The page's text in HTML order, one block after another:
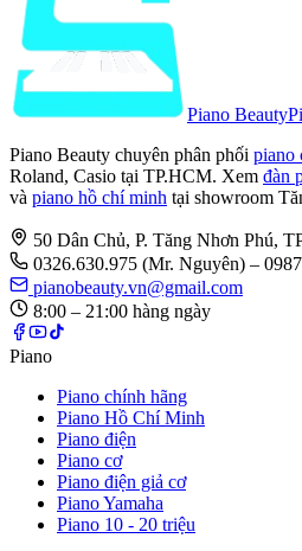
Piano Beauty
Piano Beauty chuyên phân phối piano
Roland, Casio tại TP.HCM. Xem đàn
và piano hồ chí minh tại showroom
50 Dân Chủ, P. Tăng Nhơn Phú,
0326.630.975 (Mr. Nguyên) –
pianobeauty.vn@gmail.com
8:00 – 21:00 hàng ngày
Piano
Piano chính hãng
Piano Hồ Chí Minh
Piano điện
Piano cơ
Piano điện giả cơ
Piano Yamaha
Piano 10 - 20 triệu